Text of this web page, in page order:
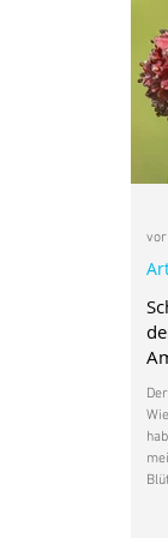
vor